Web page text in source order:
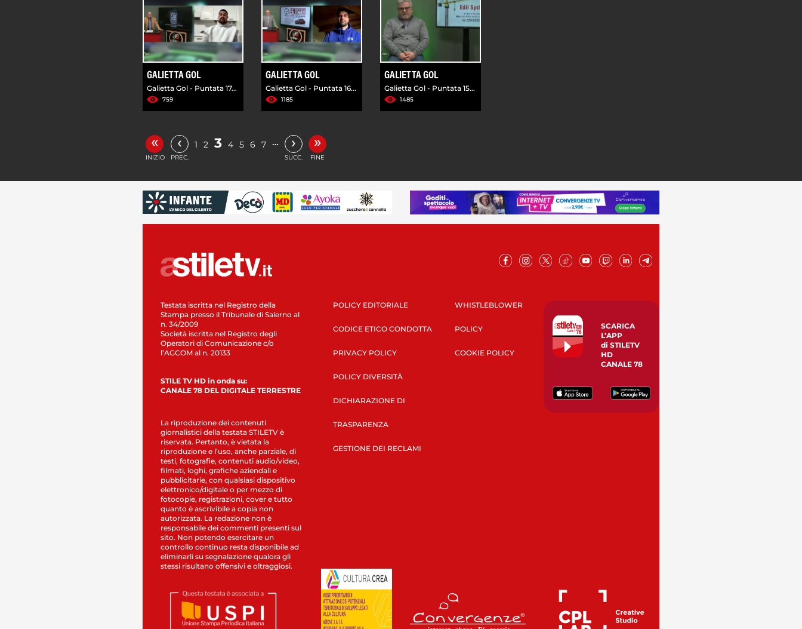
GALIETTA GOL
Galietta Gol - Puntata 17...
759
GALIETTA GOL
Galietta Gol - Puntata 16...
1185
GALIETTA GOL
Galietta Gol - Puntata 15...
1485
«
INIZIO
‹
PREC.
1 2 3 4 5 6 7 … ›
SUCC.
»
FINE
Testata iscritta nel Registro della
Stampa presso il Tribunale di Salerno al
n. 34/2009
Società iscritta nel Registro degli
Operatori di Comunicazione c/o
l’AGCOM al n. 20133
STILE TV HD in onda su:
CANALE 78 DEL DIGITALE TERRESTRE
La riproduzione dei contenuti
giornalistici della testata STILETV è
riservata. Pertanto, è vietata la
riproduzione e l’uso, anche parziale, di
testi, fotografie, contenuti audio/video,
filmati, loghi, grafiche aziendali e
pubblicitarie, con qualsiasi dispositivo
elettronico/digitale o per mezzo di
fotocopie, registrazioni, cover e tutto
quanto è ascrivibile a copia non
autorizzata. La redazione non è
responsabile dei commenti presenti sul
sito. Non potendo esercitare un
controllo continuo resta disponibile ad
eliminarli su segnalazione qualora gli
stessi risultano offensivi e oltraggiosi.
POLICY EDITORIALE
CODICE ETICO CONDOTTA
PRIVACY POLICY
POLICY DIVERSITÀ
DICHIARAZIONE DI
TRASPARENZA
GESTIONE DEI RECLAMI
WHISTLEBLOWER
POLICY
COOKIE POLICY
SCARICA
L’APP
di STILETV
HD
CANALE 78